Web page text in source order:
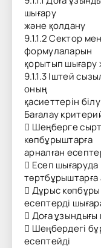
шығару
және қолдану
9.1.1.2 Сектор
формулаларын
қорытып шығару
9.1.1.3 Іштей
оның
қасиеттерін білу
Бағалау
 Шеңберге
көпбұрыштарға
арналған
 Есеп
 Дұрыс
есептерді
 Доға
 Шеңбердегі
есептейді